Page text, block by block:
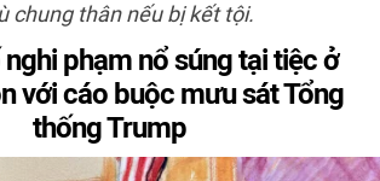
chung thân nếu bị kết tội.
phạm nổ súng tại tiệc ở
với cáo buộc mưu sát Tổng
thống Trump